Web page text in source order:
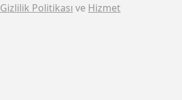
Gizlilik Politikası ve Hizmet